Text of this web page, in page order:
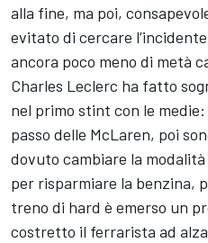
alla fine, ma poi,
evitato di cercare
ancora poco meno di metà
Charles Leclerc ha fatto
nel primo stint con le
passo delle McLaren, poi
dovuto cambiare la
per risparmiare la benzina,
treno di hard è emerso un
costretto il ferrarista ad